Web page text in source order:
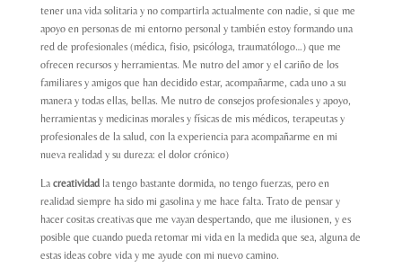
tener una vida solitaria y no compartirla actualmente con nadie, si que me
apoyo en personas de mi entorno personal y también estoy formando una
red de profesionales (médica, fisio, psicóloga, traumatólogo…) que me
ofrecen recursos y herramientas. Me nutro del amor y el cariño de los
familiares y amigos que han decidido estar, acompañarme, cada uno a su
manera y todas ellas, bellas. Me nutro de consejos profesionales y apoyo,
herramientas y medicinas morales y físicas de mis médicos, terapeutas y
profesionales de la salud, con la experiencia para acompañarme en mi
nueva realidad y su dureza: el dolor crónico)
La creatividad la tengo bastante dormida, no tengo fuerzas, pero en
realidad siempre ha sido mi gasolina y me hace falta. Trato de pensar y
hacer cositas creativas que me vayan despertando, que me ilusionen, y es
posible que cuando pueda retomar mi vida en la medida que sea, alguna de
estas ideas cobre vida y me ayude con mi nuevo camino.